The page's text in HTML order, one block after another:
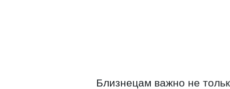
Близнецам важно не